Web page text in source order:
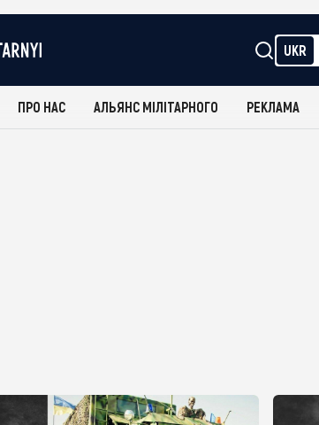
UKR
ПРО НАС АЛЬЯНС МІЛІТАРНОГО РЕКЛАМА